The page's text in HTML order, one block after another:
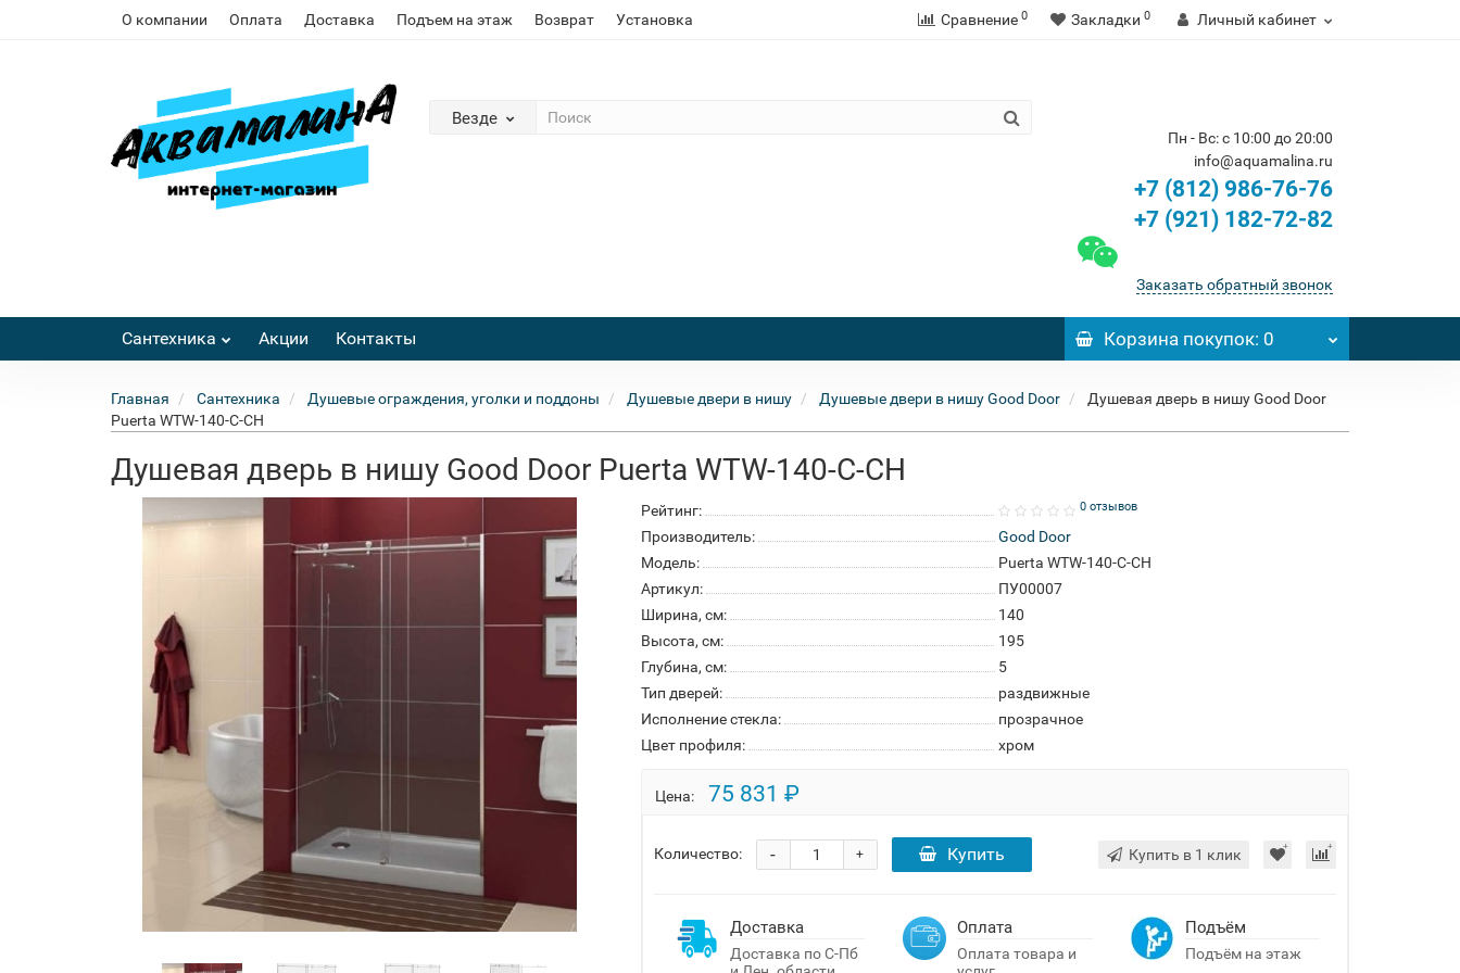
О компании Оплата Доставка Подъем на этаж Возврат Установка Сравнение 0 Закладки 0 Личный кабинет
Везде
Пн - Вс: с 10:00 до 20:00
info@aquamalina.ru
+7 (812) 986-76-76
+7 (921) 182-72-82
Заказать обратный звонок
Сантехника Акции Контакты Корзинапокупок: 0
Главная Сантехника Душевые ограждения, уголки и поддоны Душевые двери в нишу Душевые двери в нишу Good Door
Душевая дверь в нишу Good Door
Puerta WTW-140-C-CH
Душевая дверь в нишу Good Door Puerta WTW-140-C-CH
Рейтинг: 0 отзывов
Производитель:
Good Door
Модель:
Puerta WTW-140-C-CH
Артикул:
ПУ00007
Ширина, см:
140
Высота, см:
195
Глубина, см:
5
Тип дверей:
раздвижные
Исполнение стекла:
прозрачное
Цвет профиля:
хром
Цена: 75 831 ₽
Количество: +
- Купить Купить в 1 клик
Доставка
Доставка по С-Пб
Оплата
Оплата товара и
Подъём
Подъём на этаж